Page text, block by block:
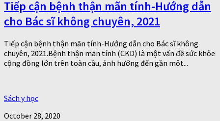
Tiếp cận bệnh thận mãn tính-Hướng dẫn
cho Bác sĩ không chuyên, 2021
Tiếp cận bệnh thận mãn tính-Hướng dẫn cho Bác sĩ không
chuyên, 2021.Bệnh thận mãn tính (CKD) là một vấn đề sức khỏe
cộng đồng lớn trên toàn cầu, ảnh hưởng đến gần một...
Sách y học
October 28, 2020